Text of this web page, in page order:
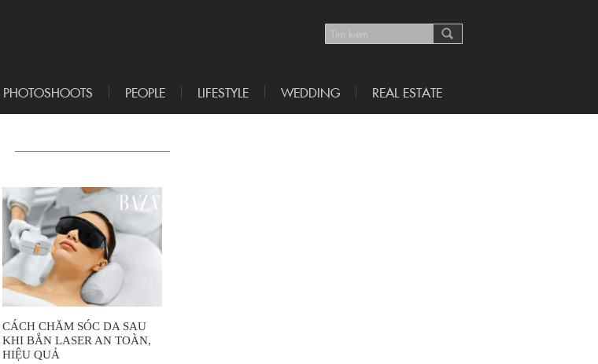
PHOTOSHOOTS PEOPLE LIFESTYLE WEDDING REAL ESTATE
CÁCH CHĂM SÓC DA SAU
KHI BẮN LASER AN TOÀN,
HIỆU QUẢ